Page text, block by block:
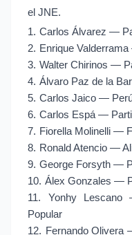
el JNE.
1. Carlos Álvarez —
2. Enrique
3. Walter Chirinos —
4. Álvaro Paz de la
5. Carlos Jaico —
6. Carlos Espá —
7. Fiorella Molinelli —
8. Ronald Atencio —
9. George Forsyth —
10. Álex Gonzales —
11.
Yonhy Lescano
Popular
12. Fernando Olivera